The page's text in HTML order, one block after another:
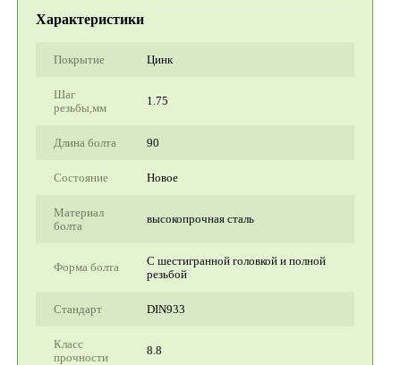
Характеристики
Покрытие Цинк
Шаг
резьбы,мм
1.75
Длина болта 90
Состояние Новое
Материал
болта
высокопрочная сталь
Форма болта
С шестигранной головкой и полной
резьбой
Стандарт DIN933
Класс
прочности
8.8